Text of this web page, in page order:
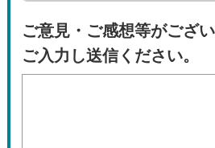
ご意見・ご感想等がござ
ご入力し送信ください。